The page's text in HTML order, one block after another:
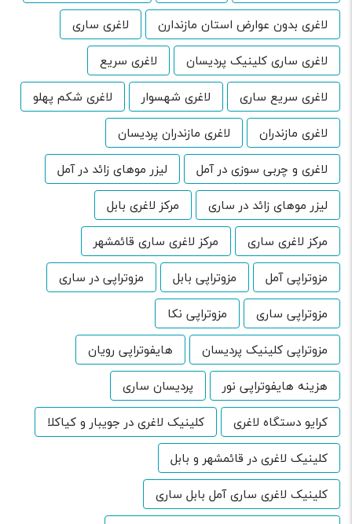
لاغری بدون عوارض استان مازندارن
لاغری ساری
لاغری ساری کلینیک پردیسان
لاغری سریع
لاغری سریع ساری
لاغری شهسوار
لاغری شکم پهلو
لاغری مازندران
لاغری مازندران پردیسان
لاغری و چربی سوزی در آمل
لیزر موهای زائد در آمل
لیزر موهای زائد در ساری
مرکز لاغری بابل
مرکز لاغری ساری
مرکز لاغری ساری قائمشهر
مزوتراپی آمل
مزوتراپی بابل
مزوتراپی در ساری
مزوتراپی ساری
مزوتراپی نکا
مزوتراپی کلینیک پردیسان
هایفوتراپی رویان
هزینه هایفوتراپی نور
پردیسان ساری
کرایو دستگاه لاغری
کلینیک لاغری در جویبار و کیاکلا
کلینیک لاغری در قائمشهر و بابل
کلینیک لاغری ساری آمل بابل ساری